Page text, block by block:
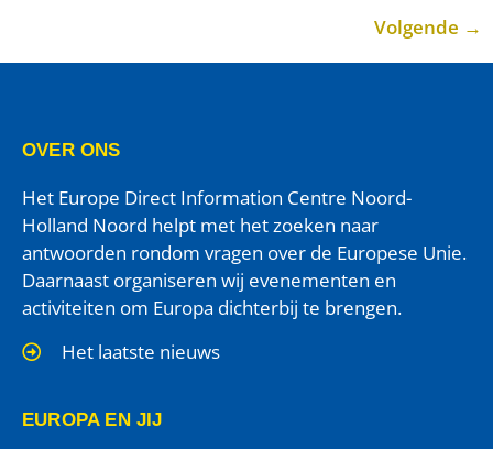
Volgende →
OVER ONS
Het Europe Direct Information Centre Noord-
Holland Noord helpt met het zoeken naar
antwoorden rondom vragen over de Europese Unie.
Daarnaast organiseren wij evenementen en
activiteiten om Europa dichterbij te brengen.
Het laatste nieuws
EUROPA EN JIJ